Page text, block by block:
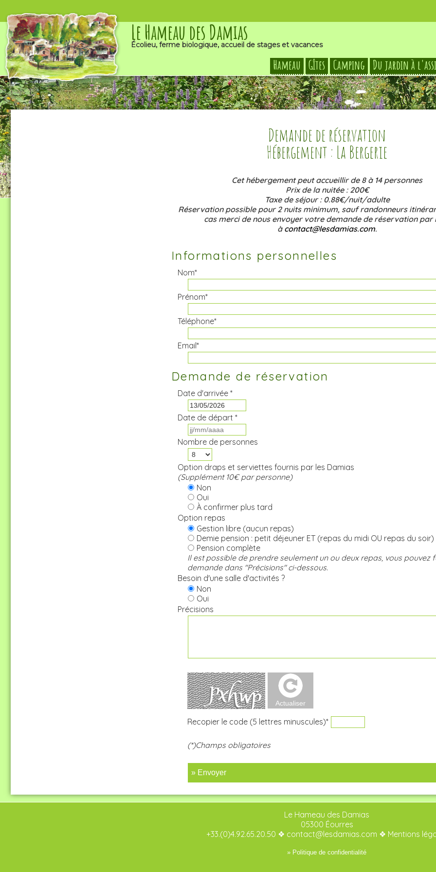
Le Hameau des Damias
Écolieu, ferme biologique, accueil de stages et vacances
Hameau Gîtes Camping Du jardin à
Demande de réservation
Hébergement : La Bergerie
Cet hébergement peut accueillir de 8 à 14 personnes
Prix de la nuitée : 200€
Taxe de séjour : 0.88€/nuit/adulte
Réservation possible pour 2 nuits minimum, sauf randonneurs
cas merci de nous envoyer votre demande de réservation par
à contact@lesdamias.com.
Informations personnelles
Nom*
Prénom*
Téléphone*
Email*
Demande de réservation
Date d'arrivée *
Date de départ *
Nombre de personnes
Option draps et serviettes fournis par les Damias
(Supplément 10€ par personne)
Non
Oui
À confirmer plus tard
Option repas
Gestion libre (aucun repas)
Demie pension : petit déjeuner ET (repas du midi OU repas du soir)
Pension complète
Il est possible de prendre seulement un ou deux repas, vous pouvez
demande dans "Précisions" ci-dessous.
Besoin d'une salle d'activités ?
Non
Oui
Précisions
Recopier le code (5 lettres minuscules)*
(*)Champs obligatoires
» Envoyer
Le Hameau des Damias
05300 Éourres
+33.(0)4.92.65.20.50 ❖ contact@lesdamias.com ❖ Mentions
» Politique de confidentialité